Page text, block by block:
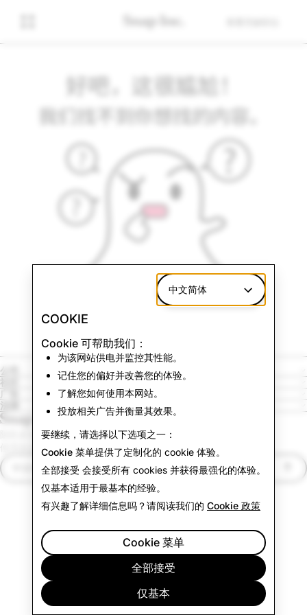
好吧，这很尴尬！
我们找不到你想找的内容。
公司
社区
法律
中文简体
中文简体
COOKIE
Cookie 可帮助我们：
为该网站供电并监控其性能。
记住您的偏好并改善您的体验。
了解您如何使用本网站。
投放相关广告并衡量其效果。
要继续，请选择以下选项之一：
Cookie 菜单提供了定制化的 cookie 体验。
全部接受 会接受所有 cookies 并获得最强化的体验。
仅基本适用于最基本的经验。
有兴趣了解详细信息吗？请阅读我们的 Cookie 政策
仅基本
全部接受
Cookie 菜单